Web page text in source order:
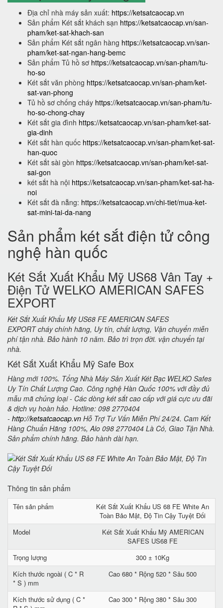
Địa chỉ nhà máy sản xuất: https://ketsatcaocap.vn
Sản phẩm Két sắt khách sạn https://ketsatcaocap.vn/san-
pham/ket-sat-khach-san
Sản phẩm Két sắt ngân hàng https://ketsatcaocap.vn/san-
pham/ket-sat-ngan-hang-bemc
Sản phẩm Tủ hồ sơ https://ketsatcaocap.vn/san-pham/tu-
ho-so
Két sắt văn phòng https://ketsatcaocap.vn/san-pham/ket-
sat-van-phong
Tủ hồ sơ chống cháy https://ketsatcaocap.vn/san-pham/tu-
ho-so-chong-chay
Két sắt gia đình https://ketsatcaocap.vn/san-pham/ket-sat-
gia-dinh
Két sắt hàn quốc https://ketsatcaocap.vn/san-pham/ket-sat-
han-quoc
Két sắt sài gòn https://ketsatcaocap.vn/san-pham/ket-sat-
sai-gon
két sắt hà nội https://ketsatcaocap.vn/san-pham/ket-sat-ha-
noi
Két sắt đà nẵng: https://ketsatcaocap.vn/chi-tiet/mua-ket-
sat-mini-tai-da-nang
Sản phẩm két sắt điện tử công
nghệ hàn quốc
Két Sắt Xuất Khẩu Mỹ US68 Vân Tay +
Điện Tử WELKO AMERICAN SAFES
EXPORT
Két Sắt Xuất Khẩu Mỹ US68 FE AMERICAN SAFES
EXPORT cháy chính hãng, Uy tín, chất lượng, Vận chuyển miễn
phí tận nhà. Bảo hành 10 năm. Bảo trì trọn đời. vận chuyển tại
nhà.
Két Sắt Xuất Khẩu Mỹ Safe Box
Hàng mới 100%. Tổng Nhà Máy Sản Xuất Két Bạc WELKO Safes
Uy Tín Chất Lượng Cao. Công nghệ Hàn Quốc 100% với đầy đủ
mẫu mã chủng loại - Các dòng két sắt cao cấp với giá cực ưu đãi
& dịch vụ hoàn hảo. Hotline: 098 2770404
- http://ketsatcaocap.vn Hỗ Trợ Tư Vấn Miễn Phí 24/24. Cam Kết
Hàng Chuẩn Hãng 100%, Alo 098 2770404 Là Có, Giao Tận Nhà.
Sản phẩm chính hãng. Bảo hành dài hạn.
Thông tin sản phẩm
Tên sản phẩm
Két Sắt Xuất Khẩu US 68 FE White An
Toàn Bảo Mật, Độ Tin Cậy Tuyệt Đối
Model
Két Sắt Xuất Khẩu Mỹ AMERICAN
SAFES US68 FE
Trọng lượng
300 ± 10Kg
Kích thước ngoài ( C * R
* S ) mm
Cao 680 * Rộng 520 * Sâu 500
Kích thước sử dụng ( C *
Cao 300 * Rộng 380 * Sâu 300